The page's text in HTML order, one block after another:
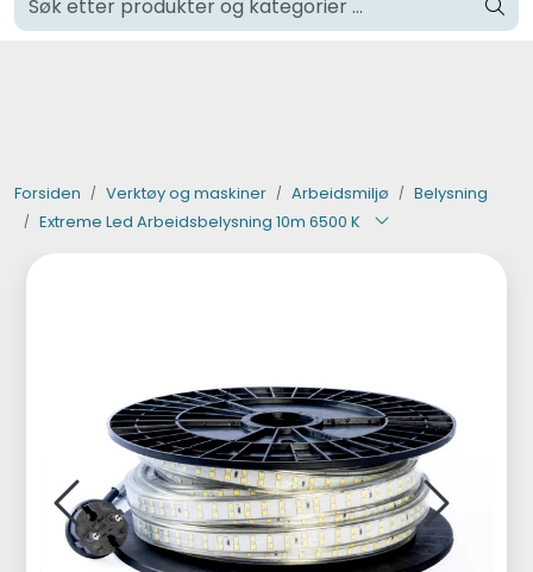
Skip to main content Klikk og hent i Oslo
Forsiden Verktøy og maskiner Arbeidsmiljø
Belysning
Extreme Led Arbeidsbelysning 10m 6500 K
Byggevarer
Varemerker